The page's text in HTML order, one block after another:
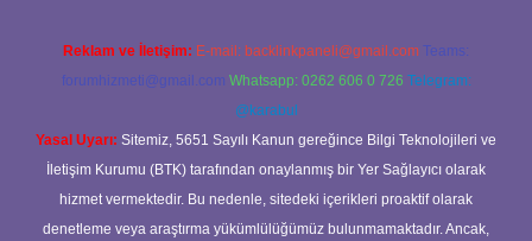
Reklam ve İletişim: E-mail: backlinkpaneli@gmail.com Teams:
forumhizmeti@gmail.com Whatsapp: 0262 606 0 726 Telegram:
@karabul
Yasal Uyarı: Sitemiz, 5651 Sayılı Kanun gereğince Bilgi Teknolojileri ve
İletişim Kurumu (BTK) tarafından onaylanmış bir Yer Sağlayıcı olarak
hizmet vermektedir. Bu nedenle, sitedeki içerikleri proaktif olarak
denetleme veya araştırma yükümlülüğümüz bulunmamaktadır. Ancak,